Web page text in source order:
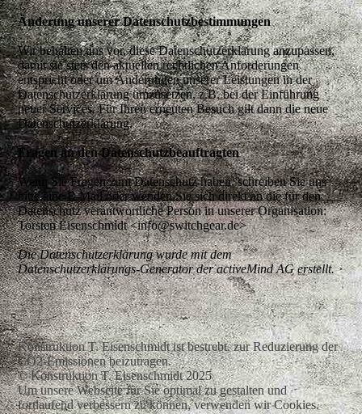
Änderung unserer Datenschutzbestimmungen
Wir behalten uns vor, diese Datenschutzerklärung anzupassen,
damit sie stets den aktuellen rechtlichen Anforderungen
entspricht oder um Änderungen unserer Leistungen in der
Datenschutzerklärung umzusetzen, z.B. bei der Einführung
neuer Services. Für Ihren erneuten Besuch gilt dann die neue
Datenschutzerklärung.
Fragen an den Datenschutzbeauftragten
Wenn Sie Fragen zum Datenschutz haben, schreiben Sie uns
bitte eine E-Mail oder wenden Sie sich direkt an die für den
Datenschutz verantwortliche Person in unserer Organisation:
Torsten Eisenschmidt <info@switchgear.de>
Die Datenschutzerklärung wurde mit dem
Datenschutzerklärungs-Generator der activeMind AG erstellt.
Konstruktion T. Eisenschmidt ist bestrebt, zur Reduzierung der
CO2-Emissionen beizutragen.
© Konstruktion T. Eisenschmidt 2025
Um unsere Webseite für Sie optimal zu gestalten und
fortlaufend verbessern zu können, verwenden wir Cookies.